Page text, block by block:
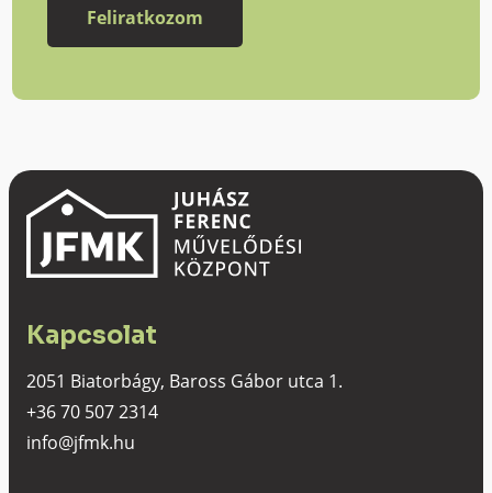
Kapcsolat
2051 Biatorbágy, Baross Gábor utca 1.
+36 70 507 2314
info@jfmk.hu